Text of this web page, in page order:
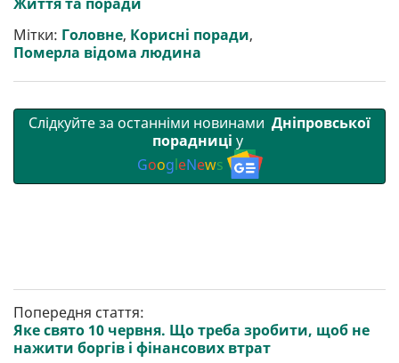
т o r
Мітки: Головне, Корисні поради,
Померла відома людина
Слідкуйте за останніми новинами Дніпровської
порадниці у
GoogleNews
Попередня стаття:
Яке свято 10 червня. Що треба зробити, щоб не
нажити боргів і фінансових втрат